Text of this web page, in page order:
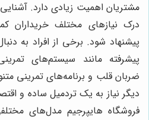
مشتریان اهمیت زیادی دارد.
درک نیازهای مختلف خریداران
پیشنهاد شود. برخی از افراد به
پیشرفته مانند سیستم‌های
ضربان قلب و برنامه‌های تمرینی
دیگر نیاز به یک تردمیل ساده و
فروشگاه هایپرجیم مدل‌های